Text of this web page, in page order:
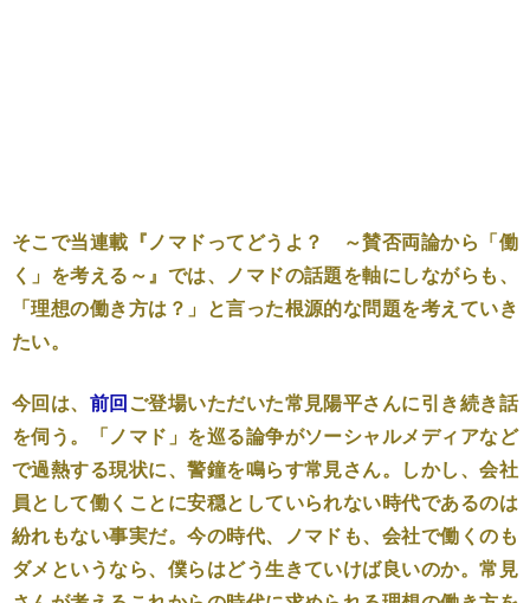
そこで当連載『ノマドってどうよ？ ～賛否両論から「働
く」を考える～』では、ノマドの話題を軸にしながらも、
「理想の働き方は？」と言った根源的な問題を考えていき
たい。
今回は、 前回ご登場いただいた常見陽平さんに引き続き話
を伺う。「ノマド」を巡る論争がソーシャルメディアなど
で過熱する現状に、警鐘を鳴らす常見さん。しかし、会社
員として働くことに安穏としていられない時代であるのは
紛れもない事実だ。今の時代、ノマドも、会社で働くのも
ダメというなら、僕らはどう生きていけば良いのか。常見